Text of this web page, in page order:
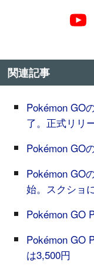
関連記事
Pokémon GO
了。正式リリ
Pokémon GO
Pokémon GO
始。スクショ
Pokémon GO
Pokémon GO
は3,500円